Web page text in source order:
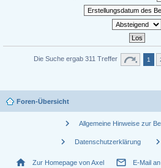
Die Suche ergab 311 Treffer 1
Foren-Übersicht
chevron_right Allgemeine Hinweise zur
chevron_right Datenschutzerklärung chevron_right
home Zur Homepage von Axel mail_outline E-Mail